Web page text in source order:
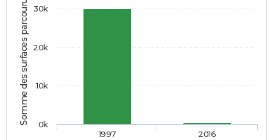
Somme des surfaces parcourues (m²)
1997 2016
0k
10k
20k
30k